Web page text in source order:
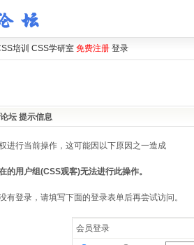
培训 CSS学研室 免费注册 登录
坛 提示信息
进行当前操作，这可能因以下原因之一造成
的用户组(CSS观客)无法进行此操作。
有登录，请填写下面的登录表单后再尝试访问。
会员登录